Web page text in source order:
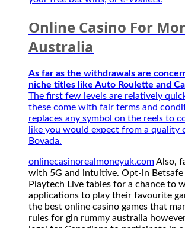
Online Casino For
Australia
As far as the withdrawals are
niche titles like Auto Roulette and
The first few levels are relatively
these come with fair terms and
replaces any symbol on the reels to
like you would expect from a quality
Bovada.
onlinecasinorealmoneyuk.comAlso,
with 5G and intuitive. Opt-in Betsafe
Playtech Live tables for a chance to
applications to play their favourite
the best online casino games that
rules for gin rummy australia